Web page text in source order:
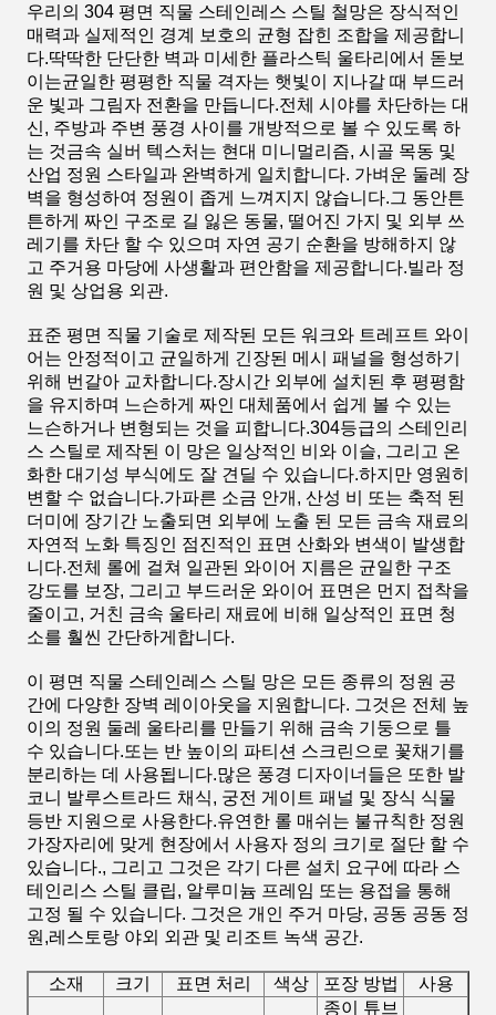
우리의 304 평면 직물 스테인레스 스틸 철망은 장식적인
매력과 실제적인 경계 보호의 균형 잡힌 조합을 제공합니
다.딱딱한 단단한 벽과 미세한 플라스틱 울타리에서 돋보
이는균일한 평평한 직물 격자는 햇빛이 지나갈 때 부드러
운 빛과 그림자 전환을 만듭니다.전체 시야를 차단하는 대
신, 주방과 주변 풍경 사이를 개방적으로 볼 수 있도록 하
는 것금속 실버 텍스처는 현대 미니멀리즘, 시골 목동 및
산업 정원 스타일과 완벽하게 일치합니다. 가벼운 둘레 장
벽을 형성하여 정원이 좁게 느껴지지 않습니다.그 동안튼
튼하게 짜인 구조로 길 잃은 동물, 떨어진 가지 및 외부 쓰
레기를 차단 할 수 있으며 자연 공기 순환을 방해하지 않
고 주거용 마당에 사생활과 편안함을 제공합니다.빌라 정
원 및 상업용 외관.
표준 평면 직물 기술로 제작된 모든 워크와 트레프트 와이
어는 안정적이고 균일하게 긴장된 메시 패널을 형성하기
위해 번갈아 교차합니다.장시간 외부에 설치된 후 평평함
을 유지하며 느슨하게 짜인 대체품에서 쉽게 볼 수 있는
느슨하거나 변형되는 것을 피합니다.304등급의 스테인리
스 스틸로 제작된 이 망은 일상적인 비와 이슬, 그리고 온
화한 대기성 부식에도 잘 견딜 수 있습니다.하지만 영원히
변할 수 없습니다.가파른 소금 안개, 산성 비 또는 축적 된
더미에 장기간 노출되면 외부에 노출 된 모든 금속 재료의
자연적 노화 특징인 점진적인 표면 산화와 변색이 발생합
니다.전체 롤에 걸쳐 일관된 와이어 지름은 균일한 구조
강도를 보장, 그리고 부드러운 와이어 표면은 먼지 접착을
줄이고, 거친 금속 울타리 재료에 비해 일상적인 표면 청
소를 훨씬 간단하게합니다.
이 평면 직물 스테인레스 스틸 망은 모든 종류의 정원 공
간에 다양한 장벽 레이아웃을 지원합니다. 그것은 전체 높
이의 정원 둘레 울타리를 만들기 위해 금속 기둥으로 틀
수 있습니다.또는 반 높이의 파티션 스크린으로 꽃채기를
분리하는 데 사용됩니다.많은 풍경 디자이너들은 또한 발
코니 발루스트라드 채식, 궁전 게이트 패널 및 장식 식물
등반 지원으로 사용한다.유연한 롤 매쉬는 불규칙한 정원
가장자리에 맞게 현장에서 사용자 정의 크기로 절단 할 수
있습니다., 그리고 그것은 각기 다른 설치 요구에 따라 스
테인리스 스틸 클립, 알루미늄 프레임 또는 용접을 통해
고정 될 수 있습니다. 그것은 개인 주거 마당, 공동 공동 정
원,레스토랑 야외 외관 및 리조트 녹색 공간.
소재 크기 표면 처리 색상 포장 방법
사용
종이 튜브